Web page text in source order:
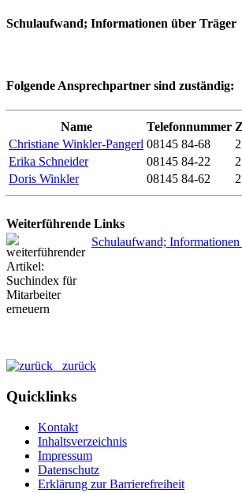
Schulaufwand; Informationen über Träger
Folgende Ansprechpartner sind zuständig:
Name Telefonnummer
Christiane Winkler-Pangerl 08145 84-68
Erika Schneider
08145 84-22
Doris Winkler
08145 84-62
Weiterführende Links
Schulaufwand; Informationen
zurück
Quicklinks
Kontakt
Inhaltsverzeichnis
Impressum
Datenschutz
Erklärung zur Barrierefreiheit